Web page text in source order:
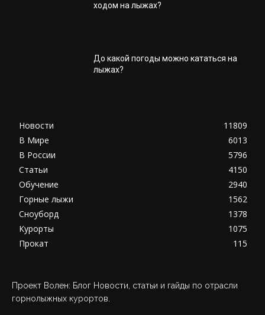
ходом на лыжах?
До какой погоды можно кататься на
лыжах?
Новости
11809
В Мире
6013
В России
5796
Статьи
4150
Обучение
2940
Горные лыжи
1562
Сноуборд
1378
Курорты
1075
Прокат
115
Проект Волен: Блог Новости, статьи и гайды по отрасли
горнолыжных курортов.